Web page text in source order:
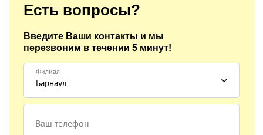
Есть вопросы?
Введите Ваши контакты и мы
перезвоним в течении 5 минут!
Филиал
Барнаул
Ваш телефон